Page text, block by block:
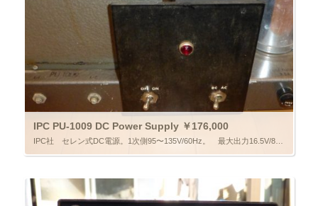
IPC PU-1009 DC Power Supply ￥176,000